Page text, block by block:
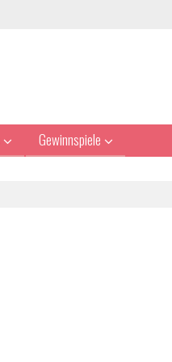
Gewinnspiele